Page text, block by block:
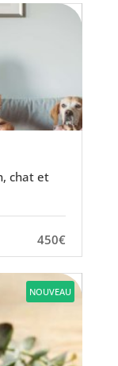
chat et
450€
NOUVEAU